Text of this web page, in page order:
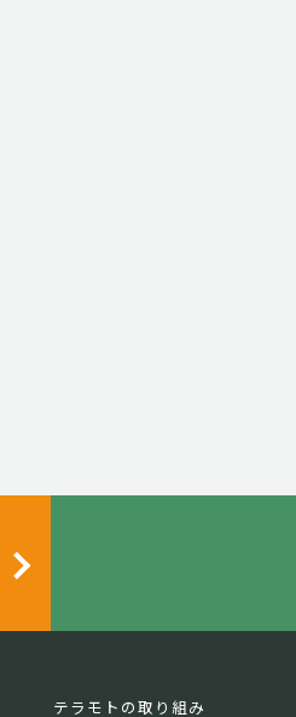
テラモトの取り組み